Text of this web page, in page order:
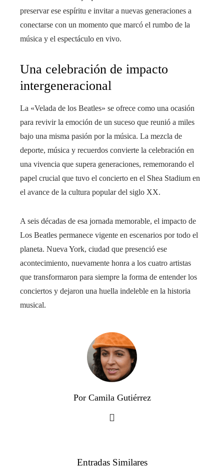
preservar ese espíritu e invitar a nuevas generaciones a
conectarse con un momento que marcó el rumbo de la
música y el espectáculo en vivo.
Una celebración de impacto
intergeneracional
La «Velada de los Beatles» se ofrece como una ocasión
para revivir la emoción de un suceso que reunió a miles
bajo una misma pasión por la música. La mezcla de
deporte, música y recuerdos convierte la celebración en
una vivencia que supera generaciones, rememorando el
papel crucial que tuvo el concierto en el Shea Stadium en
el avance de la cultura popular del siglo XX.
A seis décadas de esa jornada memorable, el impacto de
Los Beatles permanece vigente en escenarios por todo el
planeta. Nueva York, ciudad que presenció ese
acontecimiento, nuevamente honra a los cuatro artistas
que transformaron para siempre la forma de entender los
conciertos y dejaron una huella indeleble en la historia
musical.
Por Camila Gutiérrez
Entradas Similares